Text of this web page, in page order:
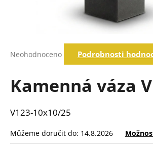
hodnocení
0,0
hvězdiček.
Neohodnoceno Podrobnosti
Kamenná váza
V123-10x10/25
Můžeme doručit do: 14.8.2026
j
í
?
Hledat